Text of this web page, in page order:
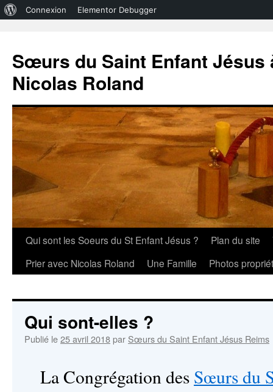
WordPress
Connexion Elementor Debugger
Sœurs du Saint Enfant Jésus
Nicolas Roland
Aller
Qui sont les Soeurs du St Enfant Jésus ? Plan du site
Prier avec Nicolas Roland
Une Famille Photos
Qui sont-elles ?
Publié le25 avril 2018par Sœurs du Saint Enfant Jésus Reims
La Congrégation des Sœurs du